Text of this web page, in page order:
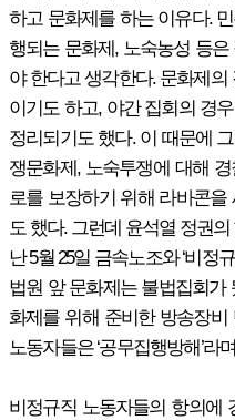
하고 문화제를 하는 이유다.
행되는 문화제, 노숙농성 등
야 한다고 생각한다. 문화제
이기도 하고, 야간 집회의 경
정리되기도 했다. 이 때문에
쟁문화제, 노숙투쟁에 대해
로를 보장하기 위해 라바콘
도 했다. 그런데 윤석열 정권
난 5월 25일 금속노조와 ‘비정
법원 앞 문화제는 불법집회가
화제를 위해 준비한 방송장
노동자들은 ‘공무집행방해’라
비정규직 노동자들의 항의에